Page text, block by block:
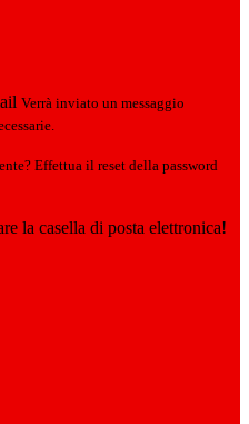
Verrà inviato un messaggio
Effettua il reset della password
la casella di posta elettronica!